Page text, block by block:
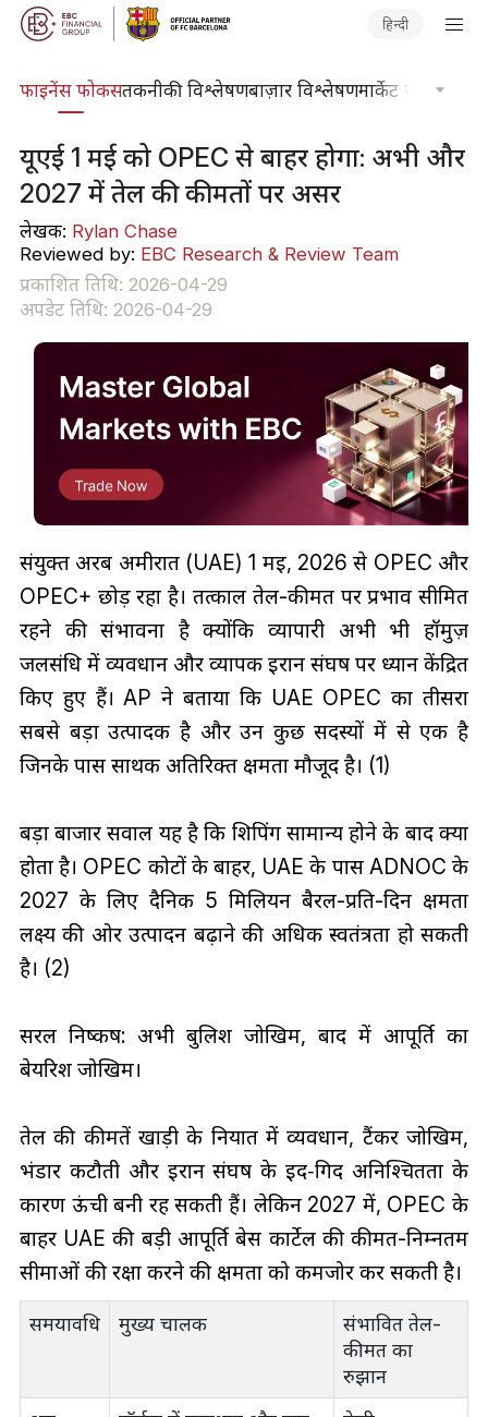
हिन्दी
फाइनेंस फोकसतकनीकी विश्लेषणबाज़ार विश्लेषणमार्केट जर्नलट्रेडिंग
यूएई 1 मई को OPEC से बाहर होगा: अभी और
2027 में तेल की कीमतों पर असर
लेखक: Rylan Chase
Reviewed by: EBC Research & Review Team
प्रकाशित तिथि: 2026-04-29
अपडेट तिथि: 2026-04-29
संयुक्त अरब अमीरात (UAE) 1 मई, 2026 से OPEC और
OPEC+ छोड़ रहा है। तत्काल तेल-कीमत पर प्रभाव सीमित
रहने की संभावना है क्योंकि व्यापारी अभी भी हॉर्मुज़
जलसंधि में व्यवधान और व्यापक ईरान संघर्ष पर ध्यान केंद्रित
किए हुए हैं। AP ने बताया कि UAE OPEC का तीसरा
सबसे बड़ा उत्पादक है और उन कुछ सदस्यों में से एक है
जिनके पास सार्थक अतिरिक्त क्षमता मौजूद है। (1)
बड़ा बाजार सवाल यह है कि शिपिंग सामान्य होने के बाद क्या
होता है। OPEC कोटों के बाहर, UAE के पास ADNOC के
2027 के लिए दैनिक 5 मिलियन बैरल-प्रति-दिन क्षमता
लक्ष्य की ओर उत्पादन बढ़ाने की अधिक स्वतंत्रता हो सकती
है। (2)
सरल निष्कर्ष: अभी बुलिश जोखिम, बाद में आपूर्ति का
बेयरिश जोखिम।
तेल की कीमतें खाड़ी के निर्यात में व्यवधान, टैंकर जोखिम,
भंडार कटौती और ईरान संघर्ष के इर्द‑गिर्द अनिश्चितता के
कारण ऊंची बनी रह सकती हैं। लेकिन 2027 में, OPEC के
बाहर UAE की बड़ी आपूर्ति बेस कार्टेल की कीमत-निम्नतम
सीमाओं की रक्षा करने की क्षमता को कमजोर कर सकती है।
समयावधि मुख्य चालक
संभावित तेल-
कीमत का
रुझान